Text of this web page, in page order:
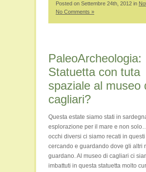
Posted on Settembre 24th, 2012 in
No Comments »
PaleoArcheologia:
Statuetta con tuta
spaziale al museo
cagliari?
Questa estate siamo stati in
esplorazione per il mare e non
occhi diversi ci siamo recati in
cercando e guardando dove gli altri
guardano. Al museo di cagliari ci
imbattuti in questa statuetta molto